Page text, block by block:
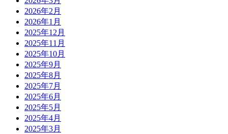
2026年2月
2026年1月
2025年12月
2025年11月
2025年10月
2025年9月
2025年8月
2025年7月
2025年6月
2025年5月
2025年4月
2025年3月